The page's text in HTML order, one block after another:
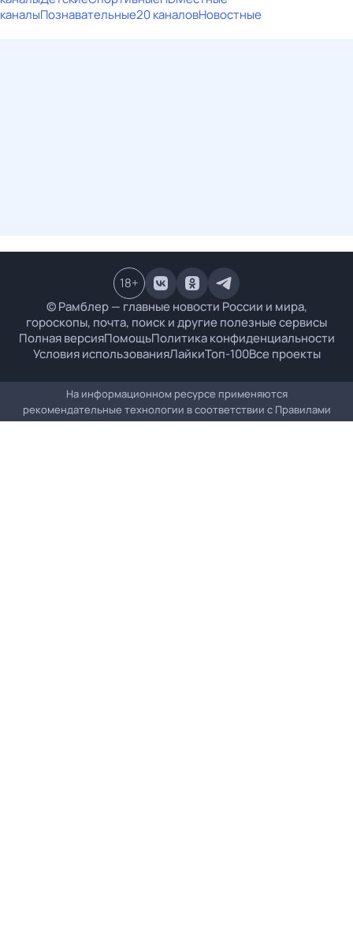
каналыПознавательные20 каналовНовостные
© Рамблер — главные новости России и мира,
гороскопы, почта, поиск и другие полезные сервисы
Полная версияПомощьПолитика конфиденциальности
Условия использованияЛайкиТоп-100Все проекты
18+
На информационном ресурсе применяются
рекомендательные технологии в соответствии с Правилами